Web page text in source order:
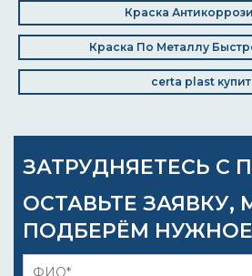
Краска
Краска По Металлу
certa plast
ЗАТРУДНЯЕТЕСЬ С
ОСТАВЬТЕ ЗАЯВКУ,
ПОДБЕРЁМ НУЖНОЕ